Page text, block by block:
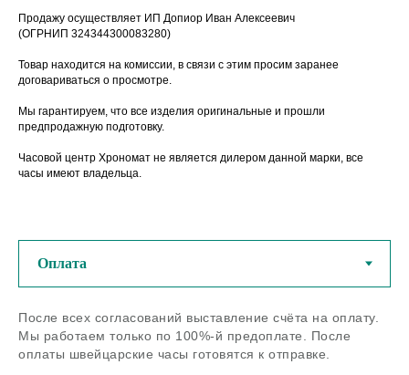
Продажу осуществляет ИП Допиор Иван Алексеевич
(ОГРНИП 324344300083280)
Товар находится на комиссии, в связи с этим просим заранее
договариваться о просмотре.
Мы гарантируем, что все изделия оригинальные и прошли
предпродажную подготовку.
Часовой центр Хрономат не является дилером данной марки, все
часы имеют владельца.
После всех согласований выставление счёта на оплату.
Мы работаем только по 100%-й предоплате. После
оплаты швейцарские часы готовятся к отправке.
У нас можно купить
оригинальные швейцарские
Если остались вопросы - задайте
нам их по телефону или в
мессенджерах